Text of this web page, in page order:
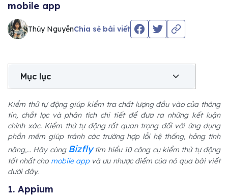
mobile app
Thủy NguyễnChia sẻ bài viết
Mục lục
Kiểm thử tự động giúp kiểm tra chất lượng đầu vào của thông
tin, chắt lọc và phân tích chi tiết để đưa ra những kết luận
chính xác. Kiểm thử tự động rất quan trọng đối với ứng dụng
phần mềm giúp tránh các trường hợp lỗi hệ thống, hỏng tính
năng,... Hãy cùng Bizflytìm hiểu 10 công cụ kiểm thử tự động
tất nhất cho mobile appvà ưu nhược điểm của nó qua bài viết
dưới đây.
1. Appium